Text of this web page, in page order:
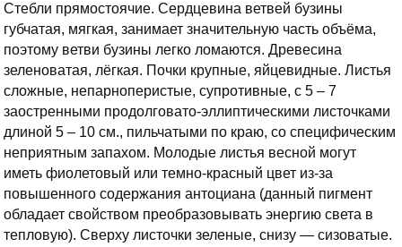
Стебли прямостоячие. Сердцевина ветвей бузины
губчатая, мягкая, занимает значительную часть объёма,
поэтому ветви бузины легко ломаются. Древесина
зеленоватая, лёгкая. Почки крупные, яйцевидные. Листья
сложные, непарноперистые, супротивные, с 5 – 7
заостренными продолговато-эллиптическими листочками
длиной 5 – 10 см., пильчатыми по краю, со специфическим
неприятным запахом. Молодые листья весной могут
иметь фиолетовый или темно-красный цвет из-за
повышенного содержания антоциана (данный пигмент
обладает свойством преобразовывать энергию света в
тепловую). Сверху листочки зеленые, снизу — сизоватые.